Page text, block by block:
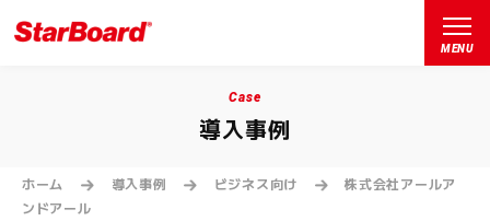
MENU
Case
導入事例
ホーム 導入事例 ビジネス向け
株式会社アールア
ンドアール